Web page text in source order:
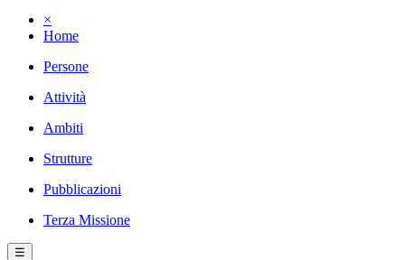
×
Home
Persone
Attività
Ambiti
Strutture
Pubblicazioni
Terza Missione
☰